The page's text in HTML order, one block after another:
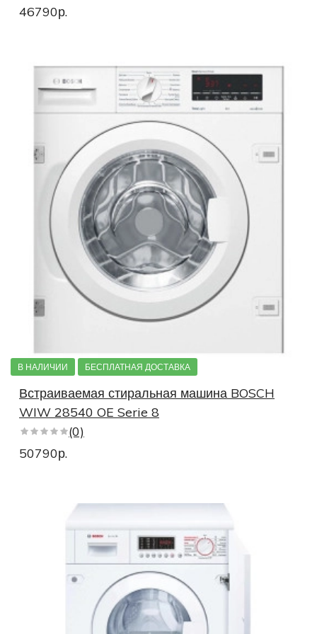
Стиральные машины автомат
Стиральные машины WLL
Стиральные машины WAN
Стиральные машины с горизонтальной загрузкой
Инвекторные стиральные машины
Узкие стиральные машины 6 serie
Стиральные машины serie 4 VarioPerfect
Стиральные машины VarioPerfect
Стиральные машины serie 4 SpeedPerfect
Узкие стиральные машины 4 серии
Стиральные машины под столешницу
Дорогие стиральные машины
Недорогие стиральные машины
Стиральные машины премиум
Стиральные машины 6 серии Варио Перфект
Стиральные машины быстрая стирка
Стиральные машины с предварительной стиркой
46790р.
В НАЛИЧИИ БЕСПЛАТНАЯ ДОСТАВКА
Встраиваемая стиральная машина BOSCH
WIW 28540 OE Serie 8
(0)
50790р.